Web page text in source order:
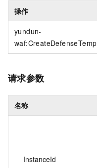
操作
yundun-
请求参数
名称
InstanceId